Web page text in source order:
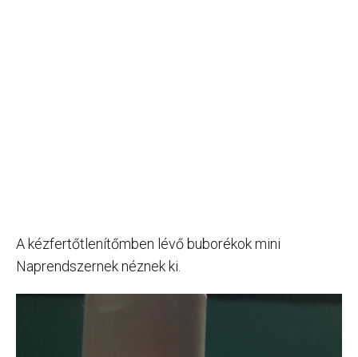
A kézfertőtlenítőmben lévő buborékok mini
Naprendszernek néznek ki.